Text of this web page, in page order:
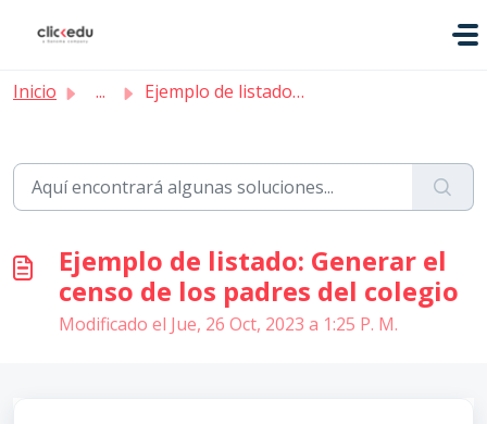
Inicio ... Ejemplo de listado: Generar el censo de los padres del co...
Ejemplo de listado: Generar el
censo de los padres del colegio
Modificado el Jue, 26 Oct, 2023 a 1:25 P. M.